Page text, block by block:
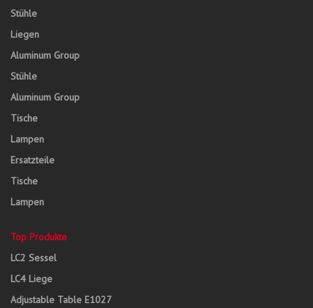
Stühle
Liegen
Aluminum Group
Stühle
Aluminum Group
Tische
Lampen
Ersatzteile
Tische
Lampen
Top Produkte
LC2 Sessel
LC4 Liege
Adjustable Table E1027